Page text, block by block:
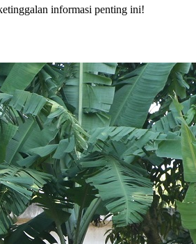
informasi penting ini!